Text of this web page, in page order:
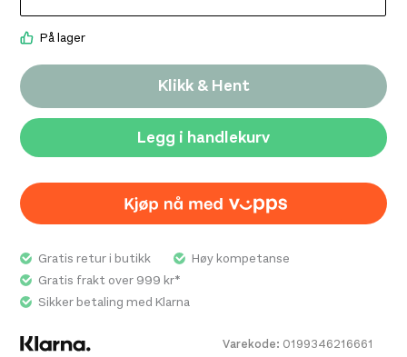
På lager
Klikk & Hent
Legg i handlekurv
Varekode: 0199346216661
Gratis retur i butikk
Høy kompetanse
Gratis frakt over 999 kr*
Sikker betaling med Klarna